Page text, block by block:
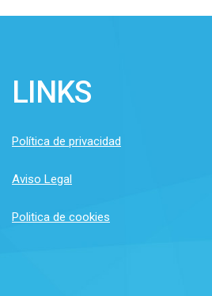
LINKS
Política de privacidad
Aviso Legal
Politica de cookies